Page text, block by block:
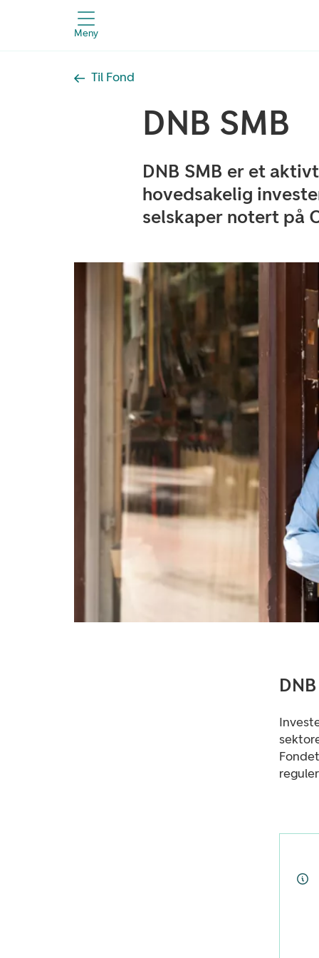
Meny
Til Fond
DNB SMB
DNB SMB er et
hovedsakelig
selskaper notert på